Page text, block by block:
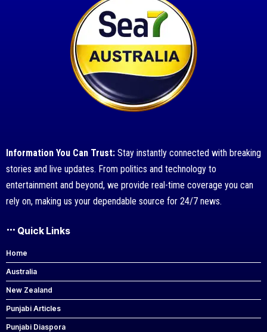
Information You Can Trust: Stay instantly connected with breaking
stories and live updates. From politics and technology to
entertainment and beyond, we provide real-time coverage you can
rely on, making us your dependable source for 24/7 news.
Quick Links
Home
Australia
New Zealand
Punjabi Articles
Punjabi Diaspora